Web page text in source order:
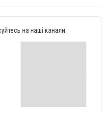
на наші канали